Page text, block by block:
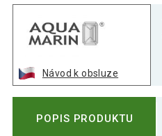
Návod k obsluze
POPIS PRODUKTU